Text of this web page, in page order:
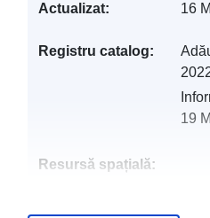
Actualizat: 16
Registru catalog:
19
Resursă spațială: